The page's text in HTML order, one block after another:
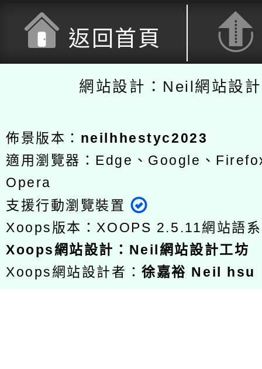
返回首頁
網站設計：Neil網站設
佈景版本： neilhhestyc2023
適用瀏覽器：Edge、Google、
Opera
支援行動瀏覽裝置
Xoops版本： XOOPS 2.5.11網站語
Xoops網站設計 ： Neil網站設計工坊
Xoops網站設計者：徐嘉裕 Neil hsu